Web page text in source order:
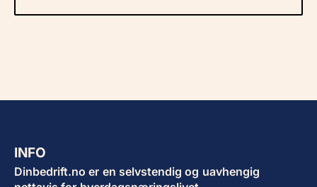
INFO
Dinbedrift.no er en selvstendig og uavhengig